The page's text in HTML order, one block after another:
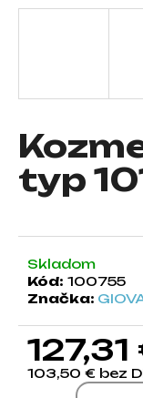
typ
Skladom
Kód: 100755
Značka:
127,31
103,50 € bez
Jednotková
ť
O
d
p
o
r